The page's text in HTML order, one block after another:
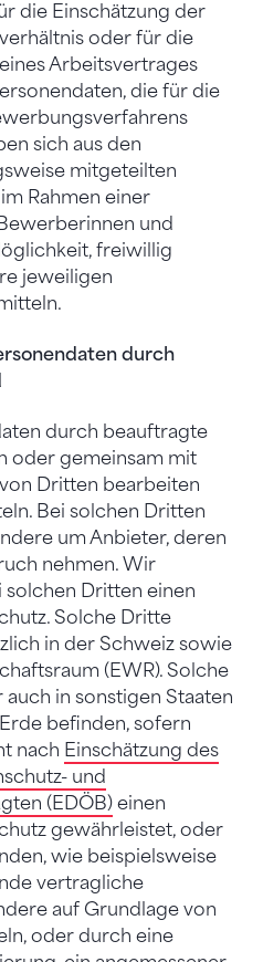
die Einschätzung der
oder für die
Arbeitsvertrages
die für die
sich aus den
mitgeteilten
Rahmen einer
und
freiwillig
jeweiligen
durch
durch beauftragte
oder gemeinsam mit
Dritten bearbeiten
Bei solchen Dritten
um Anbieter, deren
nehmen. Wir
Dritten einen
Solche Dritte
in der Schweiz sowie
(EWR). Solche
in sonstigen Staaten
befinden, sofern
nach Einschätzung des
und
(EDÖB) einen
gewährleistet, oder
wie beispielsweise
vertragliche
auf Grundlage von
oder durch eine